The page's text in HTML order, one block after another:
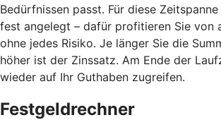
Bedürfnissen passt. Für diese
fest angelegt – dafür profitieren Sie von
ohne jedes Risiko. Je länger Sie die
höher ist der Zinssatz. Am Ende der
wieder auf Ihr Guthaben zugreifen.
Festgeldrechner